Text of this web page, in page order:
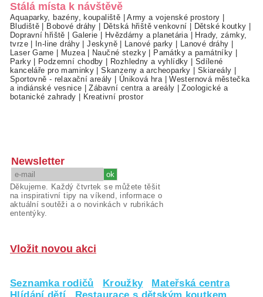
Stálá místa k návštěvě
Aquaparky, bazény, koupaliště |Army a vojenské prostory
Bludiště
Bobové dráhy Dětská hřiště venkovní Dětské koutky
Dopravní hřiště
Galerie Hvězdárny a planetária|
Hrady, zámky,
tvrze| In-line dráhy |Jeskyně| Lanové parky Lanové dráhy
Laser Game
Muzea| Naučné stezky Památky a památníky
Parky| Podzemní chodby Rozhledny a vyhlídky
Sdílené
kanceláře pro maminky |Skanzeny a archeoparky Skiareály
Sportovně - relaxační areály
Úniková hra|Westernová městečka
a indiánské vesnice |Zábavní centra a areály |Zoologické a
botanické zahrady
Kreativní prostor
Newsletter
Děkujeme. Každý čtvrtek se můžete těšit
na inspirativní tipy na víkend, informace o
aktuální soutěži a o novinkách v rubrikách
ententýky.
Vložit novou akci
Seznamka rodičů Kroužky
Mateřská centra